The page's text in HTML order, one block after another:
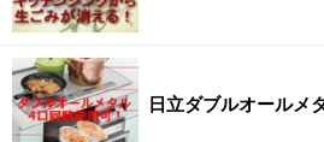
日立ダブルオールメ